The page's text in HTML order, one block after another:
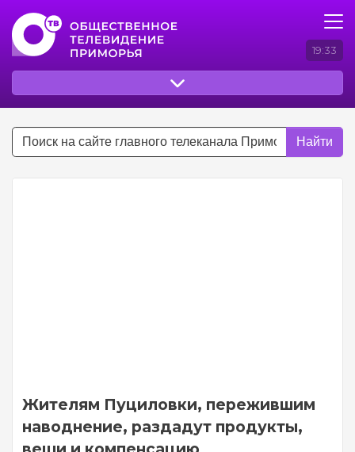
19:33
Найти
Жителям Пуциловки, пережившим
наводнение, раздадут продукты,